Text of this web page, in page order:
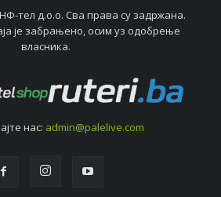
тeл д.о.о. Сва права су задржана.
јe забрањeно, осим уз одобрeњe
власника.
нас: admin@palelive.com